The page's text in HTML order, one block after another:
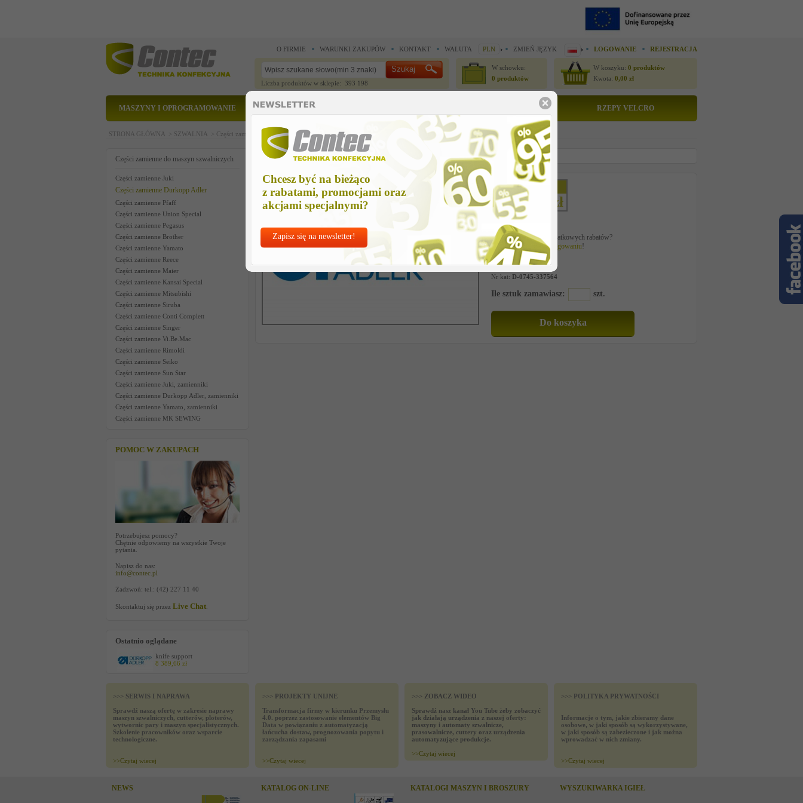
Chcesz być na bieżąco
z rabatami, promocjami oraz
akcjami specjalnymi?
Zapisz się na newsletter!
O FIRMIE WARUNKI ZAKUPÓW KONTAKT WALUTA PLN ZMIEŃ JĘZYK LOGOWANIE REJESTRACJA
Liczba produktów w sklepie: 393 198
W schowku:
0 produktów
W koszyku: 0 produktów
Kwota: 0,00 zł
MASZYNY I OPROGRAMOWANIE CZĘŚCI ZAMIENNE RZEPY VELCRO
STRONA GŁÓWNA > SZWALNIA > Części zamienne do maszyn szwalniczych >Części zamienne Durkopp Adler > knife support
Części zamienne do maszyn szwalniczych
Części zamienne Juki
Części zamienne Durkopp Adler
Części zamienne Pfaff
Części zamienne Union Special
Części zamienne Pegasus
Części zamienne Brother
Części zamienne Yamato
Części zamienne Reece
Części zamienne Maier
Części zamienne Kansai Special
Części zamienne Mitsubishi
Części zamienne Siruba
Części zamienne Conti Complett
Części zamienne Singer
Części zamienne Vi.Be.Mac
Części zamienne Rimoldi
Części zamienne Seiko
Części zamienne Sun Star
Części zamienne Juki, zamienniki
Części zamienne Durkopp Adler, zamienniki
Części zamienne Yamato, zamienniki
Części zamienne MK SEWING
POMOC W ZAKUPACH
Potrzebujesz pomocy?
Chętnie odpowiemy na wszystkie Twoje
pytania.
Napisz do nas:
info@contec.pl
Zadzwoń: tel.: (42) 227 11 40
Skontaktuj się przez Live Chat
Ostatnio oglądane
knife support
8 389,66 zł
knife support
Cena netto
8 389,66 zł
Chcesz korzystać z dodatkowych rabatów?
Najlepszeceny pozalogowaniu!
Nr kat: D-0745-337564
Ile sztuk zamawiasz: szt.
>>> SERWIS I NAPRAWA
Sprawdź naszą ofertę w zakresie naprawy
maszyn szwalniczych, cutterów, ploterów,
wytwornic pary i maszyn specjalistycznych.
Szkolenie pracowników oraz wsparcie
technologiczne.
>>Czytaj wiecej
>>> PROJEKTY UNIJNE
Transformacja firmy w kierunku Przemysłu
4.0. poprzez zastosowanie elementów Big
Data w powiązaniu z automatyzacją
łańcucha dostaw, prognozowania popytu i
zarządzania zapasami
>>Czytaj wiecej
>>> ZOBACZ WIDEO
Sprawdź nasz kanał You Tube żeby zobaczyć
jak działają urządzenia z naszej oferty:
maszyny i automaty szwalnicze,
prasowalnicze, cuttery oraz urządzenia
automatyzujące produkcje.
>>Czytaj wiecej
>>> POLITYKA PRYWATNOŚCI
Informacje o tym, jakie zbieramy dane
osobowe, w jaki sposób są wykorzystywane,
w jaki sposób są zabezieczone i jak można
wprowadzać w nich zmiany.
>>Czytaj wiecej
NEWS KATALOG ON-LINE KATALOGI MASZYN I BROSZURY WYSZUKIWARKA IGIEŁ